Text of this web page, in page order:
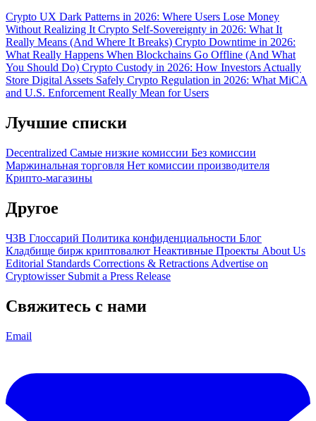
Crypto UX Dark Patterns in 2026: Where Users Lose Money
Without Realizing It Crypto Self-Sovereignty in 2026: What It
Really Means (And Where It Breaks) Crypto Downtime in 2026:
What Really Happens When Blockchains Go Offline (And What
You Should Do) Crypto Custody in 2026: How Investors Actually
Store Digital Assets Safely Crypto Regulation in 2026: What MiCA
and U.S. Enforcement Really Mean for Users
Лучшие списки
Decentralized Самые низкие комиссии Без комиссии
Маржинальная торговля Нет комиссии производителя
Крипто-магазины
Другое
ЧЗВ Глоссарий Политика конфиденциальности Блог
Кладбище бирж криптовалют Неактивные Проекты About Us
Editorial Standards Corrections & Retractions Advertise on
Cryptowisser Submit a Press Release
Свяжитесь с нами
Email